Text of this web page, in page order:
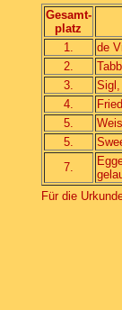
Gesamt-
platz
1.
de
2.
3.
Sigl,
4.
5.
5.
7.
Für die